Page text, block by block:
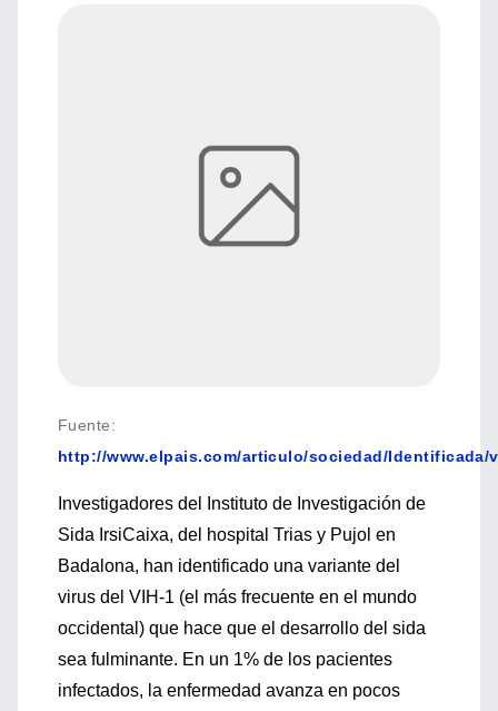
Fuente:
http://www.elpais.com/articulo/sociedad/Identificada/
Investigadores del Instituto de Investigación de
Sida IrsiCaixa, del hospital Trias y Pujol en
Badalona, han identificado una variante del
virus del VIH-1 (el más frecuente en el mundo
occidental) que hace que el desarrollo del sida
sea fulminante. En un 1% de los pacientes
infectados, la enfermedad avanza en pocos